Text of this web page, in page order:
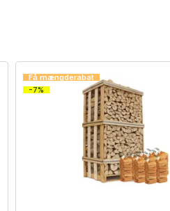
Få mængderabat
-7%